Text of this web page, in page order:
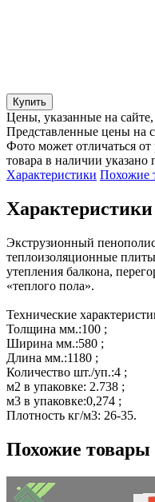
Купить
Цены, указанные на
Представленные цены на
Фото может отличаться от
товара в наличии указано
Характеристики Похожие
Характеристики
Экструзионный
теплоизоляционные
утепления балкона,
«теплого пола».
Технические
Толщина мм.:100 ;
Ширина мм.:580 ;
Длина мм.:1180 ;
Количество шт./уп.:4 ;
м2 в упаковке: 2.738 ;
м3 в упаковке:0,274 ;
Плотность кг/м3: 26-35.
Похожие товары